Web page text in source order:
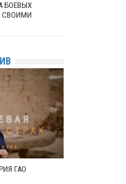
БОЕВЫХ
СВОИМИ
ГАО